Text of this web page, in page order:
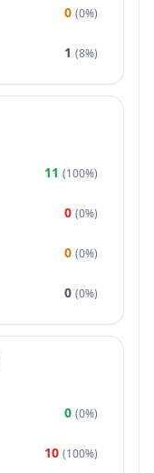
0 (0%)
1 (8%)
11 (100%)
0 (0%)
0 (0%)
0 (0%)
0 (0%)
10 (100%)